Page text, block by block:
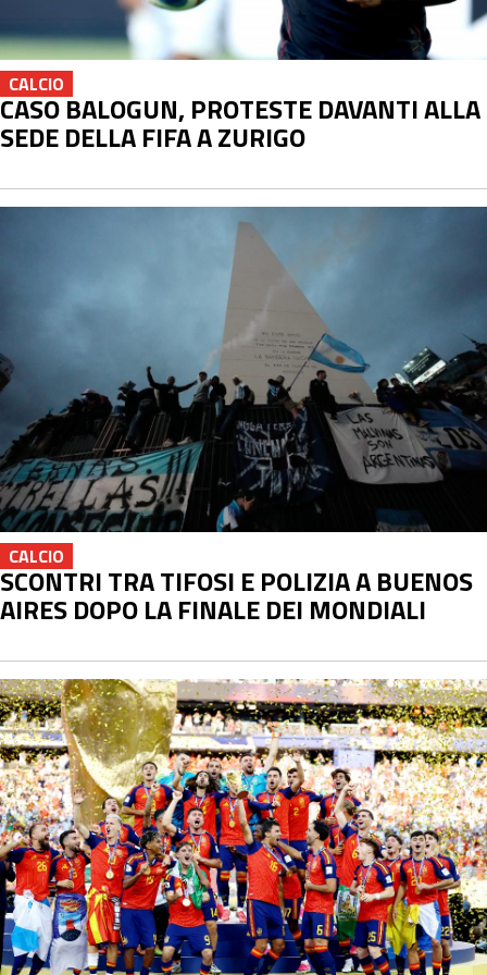
CALCIO
CASO BALOGUN, PROTESTE DAVANTI ALLA
SEDE DELLA FIFA A ZURIGO
CALCIO
SCONTRI TRA TIFOSI E POLIZIA A BUENOS
AIRES DOPO LA FINALE DEI MONDIALI